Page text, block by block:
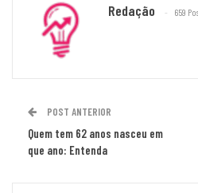
Redação 659
POST ANTERIOR
Quem tem 62 anos nasceu em
que ano: Entenda